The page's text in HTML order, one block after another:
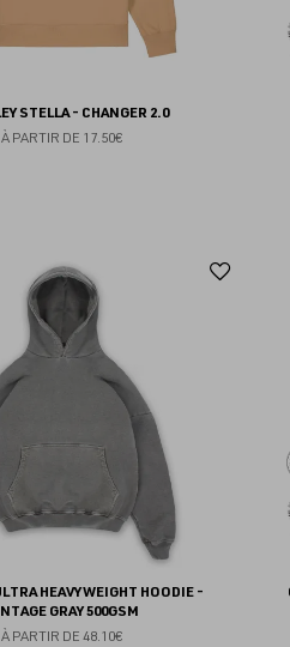
STELLA - CHANGER 2.0
À PARTIR DE 17.50€
HEAVYWEIGHT HOODIE -
GRAY 500GSM
À PARTIR DE 48.10€